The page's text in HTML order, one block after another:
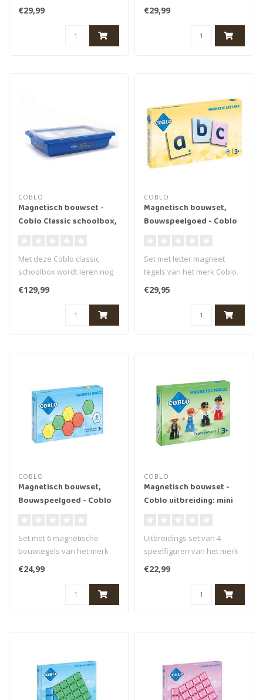
van Coblo. Deze wegdelen
beves..
€29,99
Deze cijfer zijn een leuke
(ed..
€29,99
COBLO
Magnetisch bouwset -
Coblo Classic schoolbox,
Met deze Coblo classic
schoolbox wordt leren nog
leuker. Deze set bevat niet
€129,99
COBLO
Magnetisch bouwset,
Bouwspeelgoed - Coblo
Set met letter magneet
tegels van het merk Coblo.
Deze letter zijn een leuke
(ed..
€29,95
COBLO
Magnetisch bouwset,
Bouwspeelgoed - Coblo
Set met 6 magnetische
bouwtegels van het merk
Coblo. Deze Magnetische
Hexagoon m..
€24,99
COBLO
Magnetisch bouwset -
Coblo uitbreiding: mini
Uitbreidings set van 4
speelfiguren van het merk
Coblo. Deze set
speelfiguren st..
€22,99